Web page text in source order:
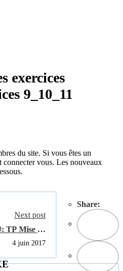
exercices
9_10_11
du site. Si vous êtes un
vous. Les nouveaux
Share:
Next post
TP Mise en
forme d'un
RichTextBox
4 juin 2017